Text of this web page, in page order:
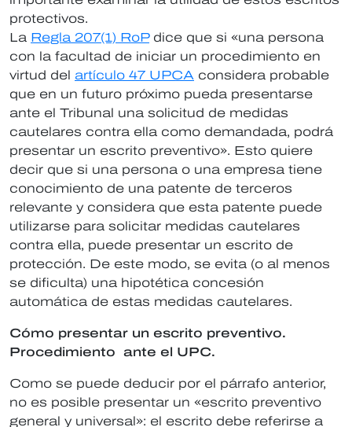
protectivos.
La Regla 207(1) RoPdice que si «una persona
con la facultad de iniciar un procedimiento en
virtud del artículo 47 UPCA considera probable
que en un futuro próximo pueda presentarse
ante el Tribunal una solicitud de medidas
cautelares contra ella como demandada, podrá
presentar un escrito preventivo». Esto quiere
decir que si una persona o una empresa tiene
conocimiento de una patente de terceros
relevante y considera que esta patente puede
utilizarse para solicitar medidas cautelares
contra ella, puede presentar un escrito de
protección. De este modo, se evita (o al menos
se dificulta) una hipotética concesión
automática de estas medidas cautelares.
Cómo presentar un escrito preventivo.
Procedimiento ante el UPC.
Como se puede deducir por el párrafo anterior,
no es posible presentar un «escrito preventivo
general y universal»: el escrito debe referirse a